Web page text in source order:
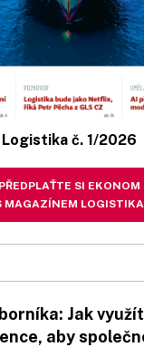
Logistika č. 1/2026
PŘEDPLAŤTE SI EKONOM
MAGAZÍNEM LOGISTIKA
Jak
aby